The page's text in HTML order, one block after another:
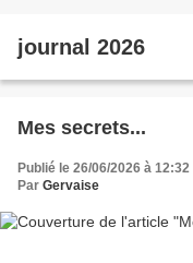
journal 2026
Mes secrets...
Publié le 26/06/2026 à 12:32
Par Gervaise